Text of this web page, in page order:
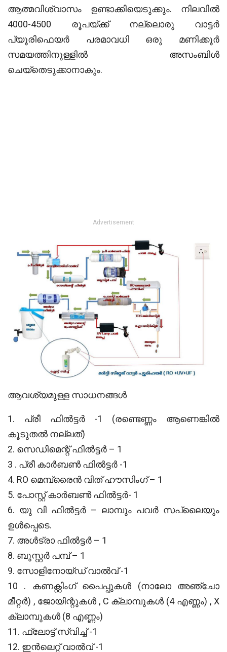
ആത്മവിശ്വാസം ഉണ്ടാക്കിയെടുക്കും. നിലവിൽ
4000-4500 രൂപയ്ക്ക് നല്ലൊരു വാട്ടർ
പ്യൂരിഫെയർ പരമാവധി ഒരു മണിക്കൂർ
സമയത്തിനുള്ളിൽ അസംബിൾ
ചെയ്തെടുക്കാനാകും.
Advertisement
ആവശ്യമുള്ള സാധനങ്ങൾ
1. പ്രീ ഫിൽട്ടർ -1 (രണ്ടെണ്ണം ആണെങ്കിൽ
കൂടുതൽ നല്ലത്)
2. സെഡിമെന്റ് ഫിൽട്ടർ – 1
3 . പ്രീ കാർബൺ ഫിൽട്ടർ -1
4. RO മെമ്പ്രൈൻ വിത് ഹൗസിംഗ് – 1
5. പോസ്റ്റ് കാർബൺ ഫിൽട്ടർ- 1
6. യു വി ഫിൽട്ടർ – ലാമ്പും പവർ സപ്ലൈയും
ഉൾപ്പെടെ.
7. അൾട്രാ ഫിൽട്ടർ – 1
8. ബൂസ്റ്റർ പമ്പ് – 1
9. സോളിനോയ്ഡ് വാൽവ് -1
10 . കണക്റ്റിംഗ് പൈപ്പുകൾ (നാലോ അഞ്ചോ
മീറ്റർ) , ജോയിന്റുകൾ , C ക്ലാമ്പുകൾ (4 എണ്ണം) , X‌
ക്ലാമ്പുകൾ (8 എണ്ണം)
11. ഫ്ലോട്ട് സ്വിച്ച് -1
12. ഇൻലെറ്റ് വാൽവ് -1